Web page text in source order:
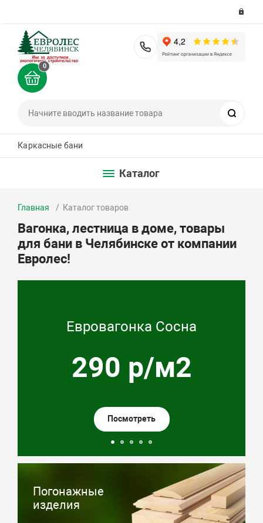
0
Каркасные бани
Каталог
Главная Каталог товаров
Вагонка, лестница в доме, товары
для бани в Челябинске от компании
Евролес!
Евровагонка Сосна
290 р/м2
Посмотреть
Погонажные
изделия